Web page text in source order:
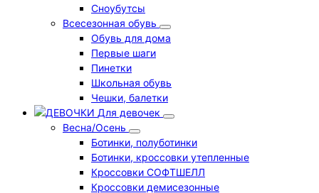
Сноубутсы
Всесезонная обувь
Обувь для дома
Первые шаги
Пинетки
Школьная обувь
Чешки, балетки
Для девочек
Весна/Осень
Ботинки, полуботинки
Ботинки, кроссовки утепленные
Кроссовки СОФТШЕЛЛ
Кроссовки демисезонные